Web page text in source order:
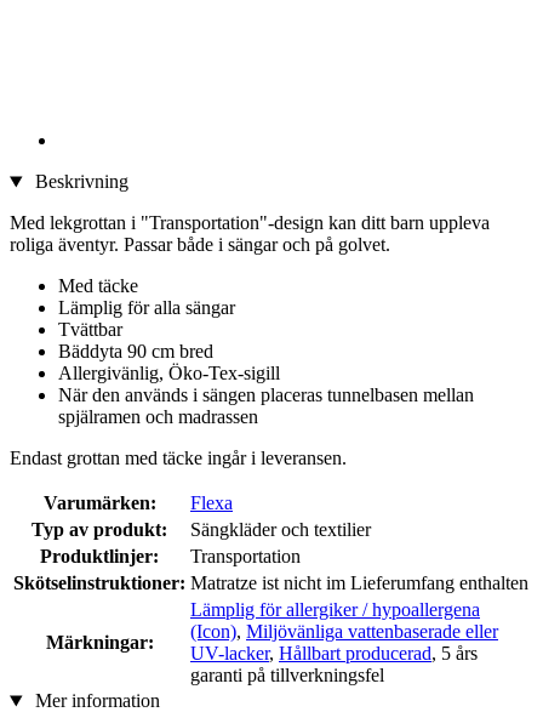
Beskrivning
Med lekgrottan i "Transportation"-design kan ditt barn uppleva
roliga äventyr. Passar både i sängar och på golvet.
Med täcke
Lämplig för alla sängar
Tvättbar
Bäddyta 90 cm bred
Allergivänlig, Öko-Tex-sigill
När den används i sängen placeras tunnelbasen mellan
spjälramen och madrassen
Endast grottan med täcke ingår i leveransen.
Varumärken:
Flexa
Typ av produkt:
Sängkläder och textilier
Produktlinjer:
Transportation
Skötselinstruktioner: Matratze ist nicht im Lieferumfang enthalten
Märkningar:
Lämplig för allergiker / hypoallergena
(Icon), Miljövänliga vattenbaserade eller
UV-lacker, Hållbart producerad, 5 års
garanti på tillverkningsfel
Mer information